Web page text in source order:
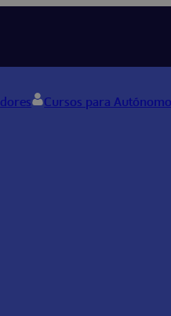
Cursos para